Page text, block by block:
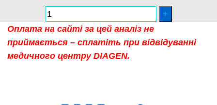
Оплата на сайті за цей аналіз не
приймається – сплатіть при відвідуванні
медичного центру DIAGEN.